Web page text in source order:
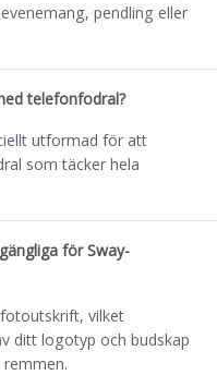
pendling eller
telefonfodral?
utformad för att
som täcker hela
för Sway-
vilket
ditt logotyp och budskap